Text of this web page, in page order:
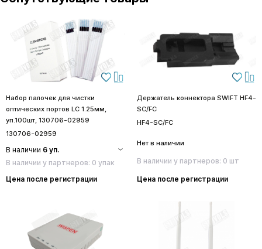
Набор палочек для чистки
оптических портов LC 1.25мм,
уп.100шт, 130706-02959
130706-02959
В наличии 6 уп.
В наличии у партнеров: 0 упак
Цена после регистрации
Держатель коннектора SWIFT HF4-
SC/FC
HF4-SC/FC
Нет в наличии
В наличии у партнеров: 0 шт
Цена после регистрации